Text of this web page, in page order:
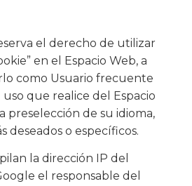
el derecho de utilizar
en el Espacio Web, a
como Usuario frecuente
que realice del Espacio
preselección de su idioma,
deseados o específicos.
la dirección IP del
el responsable del